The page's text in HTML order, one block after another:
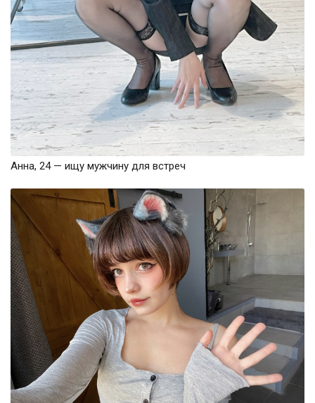
Анна, 24 — ищу мужчину для встреч